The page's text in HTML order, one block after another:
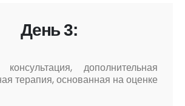
День 3:
дополнительная
терапия, основанная на оценке